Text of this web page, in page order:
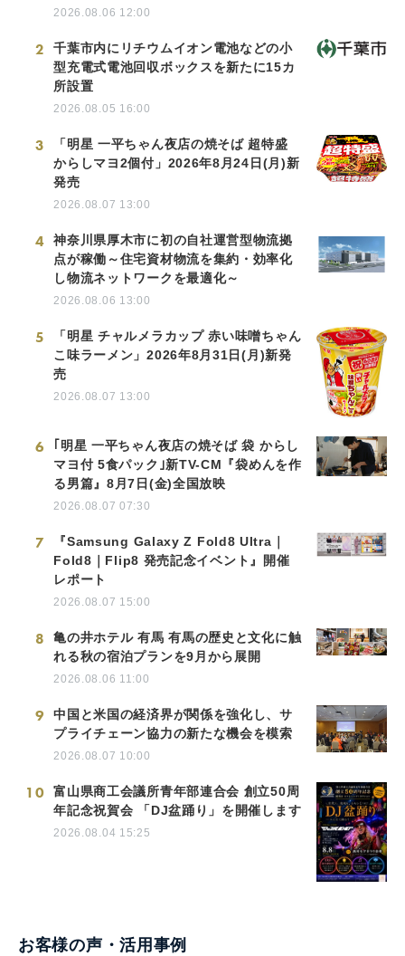
2026.08.06 12:00
2
千葉市内にリチウムイオン電池などの小
型充電式電池回収ボックスを新たに15カ
所設置
2026.08.05 16:00
3
「明星 一平ちゃん夜店の焼そば 超特盛
からしマヨ2個付」2026年8月24日(月)新
発売
2026.08.07 13:00
4
神奈川県厚木市に初の自社運営型物流拠
点が稼働～住宅資材物流を集約・効率化
し物流ネットワークを最適化～
2026.08.06 13:00
5
「明星 チャルメラカップ 赤い味噌ちゃん
こ味ラーメン」2026年8月31日(月)新発
売
2026.08.07 13:00
6
｢明星 一平ちゃん夜店の焼そば 袋 からし
マヨ付 5食パック｣新TV-CM『袋めんを作
る男篇』8月7日(金)全国放映
2026.08.07 07:30
7
『Samsung Galaxy Z Fold8 Ultra｜
Fold8｜Flip8 発売記念イベント』開催
レポート
2026.08.07 15:00
8
亀の井ホテル 有馬 有馬の歴史と文化に触
れる秋の宿泊プランを9月から展開
2026.08.06 11:00
9
中国と米国の経済界が関係を強化し、サ
プライチェーン協力の新たな機会を模索
2026.08.07 10:00
10
富山県商工会議所青年部連合会 創立50周
年記念祝賀会 「DJ盆踊り」を開催します
2026.08.04 15:25
お客様の声・活用事例